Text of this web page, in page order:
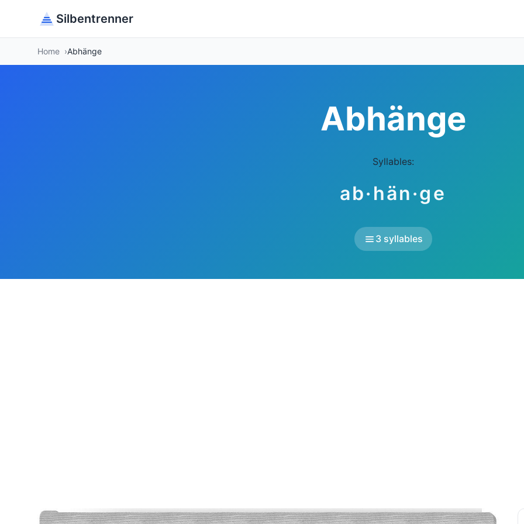
Silbentrenner
Home Abhänge
Abhänge
Syllables:
ab·hän·ge
3 syllables